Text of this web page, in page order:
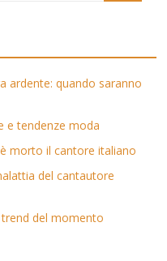
ardente: quando saranno
e tendenze moda
morto il cantore italiano
del cantautore
del momento